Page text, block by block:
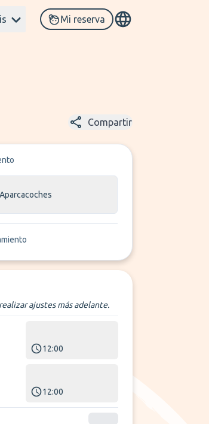
Mi reserva
Compartir
Aparcacoches
ajustes más adelante.
12:00
12:00